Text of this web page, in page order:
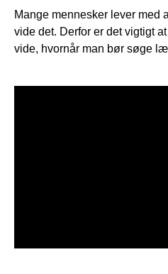
Mange mennesker lever med
vide det. Derfor er det vigtigt
vide, hvornår man bør søge